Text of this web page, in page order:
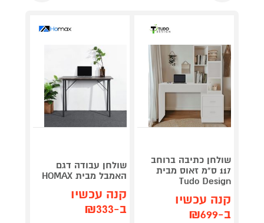
שולחן כתיבה ברוחב
117 ס"מ זאוס מבית
Tudo Design
קנה עכשיו
ב-₪699
שולחן עבודה דגם
האמבל מבית HOMAX
קנה עכשיו
ב-₪333